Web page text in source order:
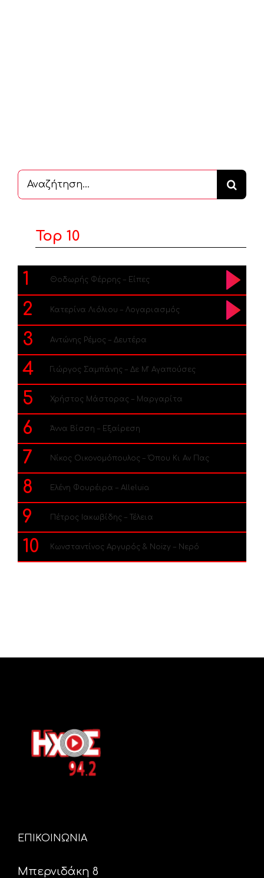
Αναζήτηση
...
Top 10
1 Θοδωρής Φέρρης – Είπες
2 Κατερίνα Λιόλιου – Λογαριασμός
3 Αντώνης Ρέμος – Δευτέρα
4 Γιώργος Σαμπάνης – Δε Μ’ Αγαπούσες
5 Χρήστος Μάστορας – Μαργαρίτα
6 Άννα Βίσση – Εξαίρεση
7 Νίκος Οικονομόπουλος – Όπου Κι Αν Πας
8 Ελένη Φουρέιρα – Alleluia
9 Πέτρος Ιακωβίδης – Τέλεια
10 Κωνσταντίνος Αργυρός & Noizy – Νερό
ΕΠΙΚΟΙΝΩΝΙΑ
Μπερνιδάκη 8